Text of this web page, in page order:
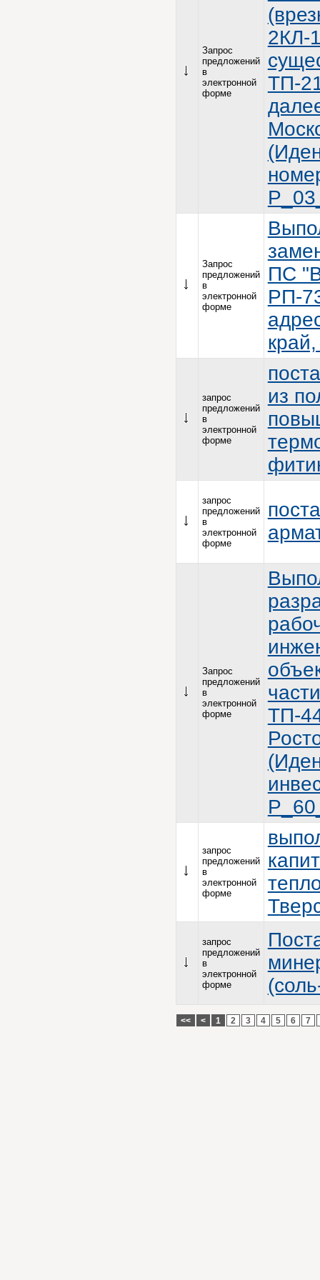
Запрос
предложений
в
электронной
форме
2КЛ-
ТП-
Запрос
предложений
в
электронной
форме
ПС
РП-
запрос
предложений
в
электронной
форме
из
запрос
предложений
в
электронной
форме
Запрос
предложений
в
электронной
форме
ТП-
запрос
предложений
в
электронной
форме
запрос
предложений
в
электронной
форме
<< < 1 2 3 4 5 6 7